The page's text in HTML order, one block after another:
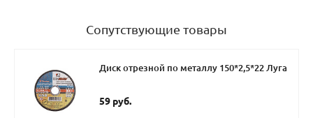
Сопутствующие товары
Диск отрезной по металлу 150*2,5*22 Луга
59 руб.